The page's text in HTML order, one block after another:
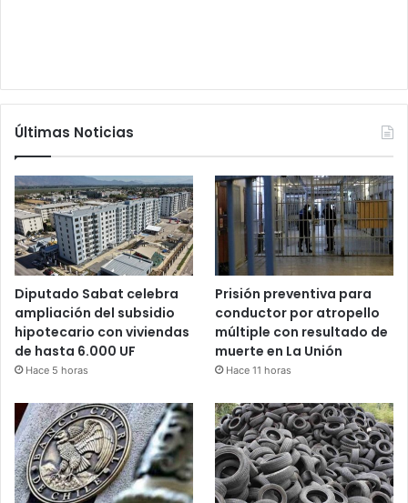
Últimas Noticias
Diputado Sabat celebra
ampliación del subsidio
hipotecario con viviendas
de hasta 6.000 UF
Hace 5 horas
Prisión preventiva para
conductor por atropello
múltiple con resultado de
muerte en La Unión
Hace 11 horas